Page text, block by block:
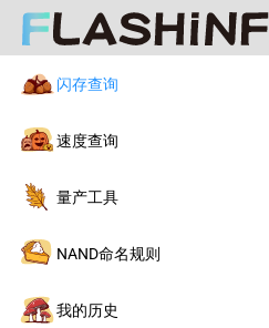
闪存查询
速度查询
量产工具
NAND命名规则
我的历史